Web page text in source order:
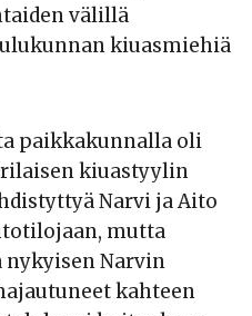
välillä
kiuasmiehiä
paikkakunnalla oli
kiuastyylin
Narvi ja Aito
mutta
Narvin
kahteen